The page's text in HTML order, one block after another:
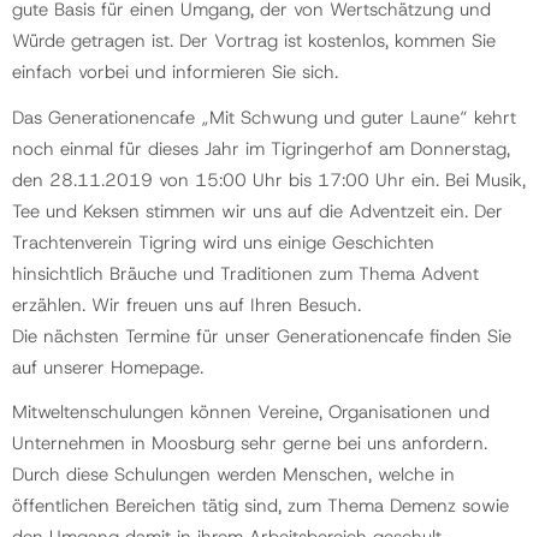
gute Basis für einen Umgang, der von Wertschätzung und
Würde getragen ist. Der Vortrag ist kostenlos, kommen Sie
einfach vorbei und informieren Sie sich.
Das Generationencafe „Mit Schwung und guter Laune“ kehrt
noch einmal für dieses Jahr im Tigringerhof am Donnerstag,
den 28.11.2019 von 15:00 Uhr bis 17:00 Uhr ein. Bei Musik,
Tee und Keksen stimmen wir uns auf die Adventzeit ein. Der
Trachtenverein Tigring wird uns einige Geschichten
hinsichtlich Bräuche und Traditionen zum Thema Advent
erzählen. Wir freuen uns auf Ihren Besuch.
Die nächsten Termine für unser Generationencafe finden Sie
auf unserer Homepage.
Mitweltenschulungen können Vereine, Organisationen und
Unternehmen in Moosburg sehr gerne bei uns anfordern.
Durch diese Schulungen werden Menschen, welche in
öffentlichen Bereichen tätig sind, zum Thema Demenz sowie